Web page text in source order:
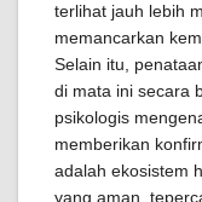
terlihat jauh lebih
memancarkan
Selain itu,
di mata ini secara
psikologis
memberikan
adalah ekosistem
yang aman,